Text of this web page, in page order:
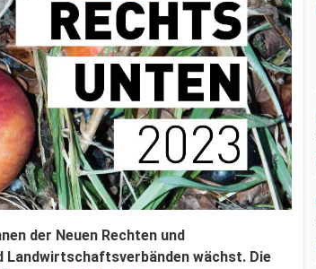
der Neuen Rechten und
wächst. Die